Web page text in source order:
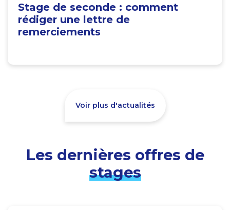
Stage de seconde : comment
rédiger une lettre de
remerciements
Voir plus d'actualités
Les dernières offres de
stages